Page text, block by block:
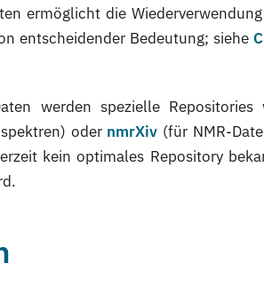
ermöglicht die
entscheidender Bedeutung; siehe
werden spezielle Repositories
oder nmrXiv (für NMR-
kein optimales Repository